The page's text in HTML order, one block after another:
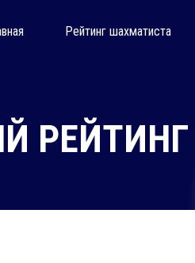
Рейтинг шахматиста